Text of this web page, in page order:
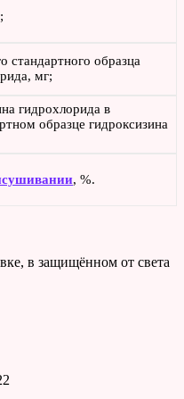
стандартного образца
мг;
гидрохлорида в
образце гидроксизина
, %.
в защищённом от света